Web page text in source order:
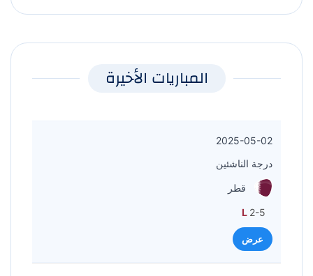
المباريات الأخيرة
2025-05-02
درجة الناشئين
قطر
L 2-5
عرض